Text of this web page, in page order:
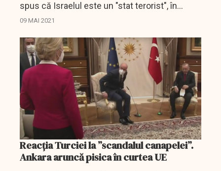
spus că Israelul este un "stat terorist", în
contextul ciocnirilor violente între palestinieni
Ierusalim,...
09 MAI 2021
Reacția Turciei la ”scandalul canapelei”.
Ankara aruncă pisica în curtea UE